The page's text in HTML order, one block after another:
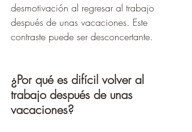
desmotivación al regresar al trabajo
después de unas vacaciones. Este
contraste puede ser desconcertante.
¿Por qué es difícil volver al
trabajo después de unas
vacaciones?